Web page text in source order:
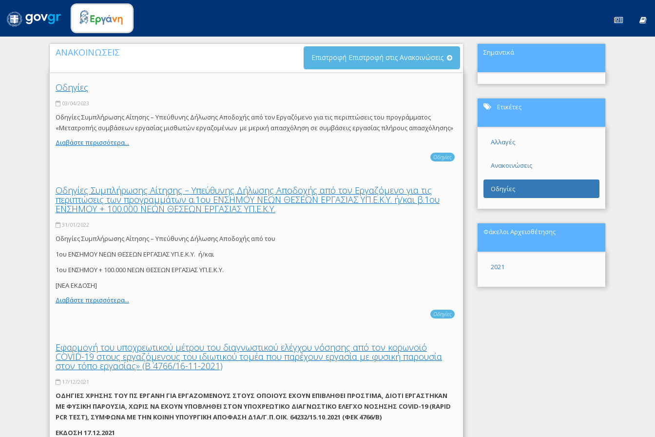
ΑΝΑΚΟΙΝΩΣΕΙΣ Επιστροφή Επιστροφή στις Ανακοινώσεις
Οδηγίες
03/04/2023
Οδηγίες Συμπλήρωσης Αίτησης – Υπεύθυνης Δήλωσης Αποδοχής από τον Εργαζόμενο για τις περιπτώσεις του προγράμματος
«Μετατροπής συμβάσεων εργασίας μισθωτών εργαζομένων με μερική απασχόληση σε συμβάσεις εργασίας πλήρους απασχόλησης»
Διαβάστε περισσότερα...
Οδηγίες
Οδηγίες Συμπλήρωσης Αίτησης – Υπεύθυνης Δήλωσης Αποδοχής από τον Εργαζόμενο για τις
περιπτώσεις των προγραμμάτων α.1ου ΕΝΣΗΜΟΥ ΝΕΩΝ ΘΕΣΕΩΝ ΕΡΓΑΣΙΑΣ ΥΠ.Ε.Κ.Υ. ή/και β.1ου
ΕΝΣΗΜΟΥ + 100.000 ΝΕΩΝ ΘΕΣΕΩΝ ΕΡΓΑΣΙΑΣ ΥΠ.Ε.Κ.Υ.
31/01/2022
Οδηγίες Συμπλήρωσης Αίτησης – Υπεύθυνης Δήλωσης Αποδοχής από του
1ου ΕΝΣΗΜΟΥ ΝΕΩΝ ΘΕΣΕΩΝ ΕΡΓΑΣΙΑΣ ΥΠ.Ε.Κ.Υ. ή/και
1ου ΕΝΣΗΜΟΥ + 100.000 ΝΕΩΝ ΘΕΣΕΩΝ ΕΡΓΑΣΙΑΣ ΥΠ.Ε.Κ.Υ.
[ΝΕΑ ΕΚΔΟΣΗ]
Διαβάστε περισσότερα...
Οδηγίες
Εφαρμογή του υποχρεωτικού μέτρου του διαγνωστικού ελέγχου νόσησης από τον κορωνοϊό
COVID-19 στους εργαζόμενους του ιδιωτικού τομέα που παρέχουν εργασία με φυσική παρουσία
στον τόπο εργασίας» (Β΄ 4766/16-11-2021)
17/12/2021
ΟΔΗΓΙΕΣ ΧΡΗΣΗΣ ΤΟΥ ΠΣ ΕΡΓΑΝΗ ΓΙΑ ΕΡΓΑΖΟΜΕΝΟΥΣ ΣΤΟΥΣ ΟΠΟΙΟΥΣ ΕΧΟΥΝ ΕΠΙΒΛΗΘΕΙ ΠΡΟΣΤΙΜΑ, ΔΙΟΤΙ ΕΡΓΑΣΤΗΚΑΝ
ΜΕ ΦΥΣΙΚΗ ΠΑΡΟΥΣΙΑ, ΧΩΡΙΣ ΝΑ ΕΧΟΥΝ ΥΠΟΒΛΗΘΕΙ ΣΤΟΝ ΥΠΟΧΡΕΩΤΙΚΟ ΔΙΑΓΝΩΣΤΙΚΟ ΕΛΕΓΧΟ ΝΟΣΗΣΗΣ COVID-19 (RAPID
PCR ΤΕΣΤ), ΣΥΜΦΩΝΑ ΜΕ THN ΚΟΙΝΗ ΥΠΟΥΡΓΙΚΗ ΑΠΟΦΑΣΗ Δ1Α/Γ.Π.ΟΙΚ. 64232/15.10.2021 (ΦΕΚ 4766/Β)
ΕΚΔΟΣΗ 17.12.2021
Σημαντικά
Ετικέτες
Αλλαγές
Ανακοινώσεις
Οδηγίες
Φάκελοι Αρχειοθέτησης
2021